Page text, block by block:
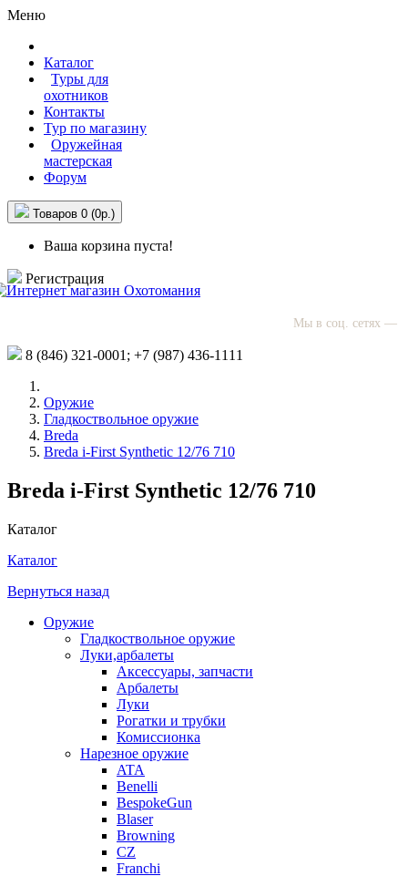
Меню
Каталог
Туры для
охотников
Контакты
Тур по магазину
Оружейная
мастерская
Форум
Товаров 0 (0р.)
Ваша корзина пуста!
Регистрация
Мы в соц. сетях —
8 (846) 321-0001; +7 (987) 436-1111
Оружие
Гладкоствольное оружие
Breda
Breda i-First Synthetic 12/76 710
Breda i-First Synthetic 12/76 710
Каталог
Каталог
Вернуться назад
Оружие
Гладкоствольное оружие
Луки,арбалеты
Аксессуары, запчасти
Арбалеты
Луки
Рогатки и трубки
Комиссионка
Нарезное оружие
ATA
Benelli
BespokeGun
Blaser
Browning
CZ
Franchi